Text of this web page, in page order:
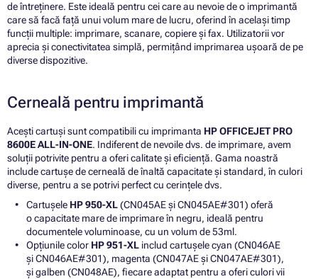
de întreținere. Este ideală pentru cei care au nevoie de o imprimantă
care să facă față unui volum mare de lucru, oferind în același timp
funcții multiple: imprimare, scanare, copiere și fax. Utilizatorii vor
aprecia și conectivitatea simplă, permițând imprimarea ușoară de pe
diverse dispozitive.
Cerneală pentru imprimantă
Acești cartuși sunt compatibili cu imprimanta HP OFFICEJET PRO
8600E ALL-IN-ONE. Indiferent de nevoile dvs. de imprimare, avem
soluții potrivite pentru a oferi calitate și eficiență. Gama noastră
include cartușe de cerneală de înaltă capacitate și standard, în culori
diverse, pentru a se potrivi perfect cu cerințele dvs.
Cartușele HP 950-XL(CN045AE și CN045AE#301) oferă
o capacitate mare de imprimare în negru, ideală pentru
documentele voluminoase, cu un volum de 53ml.
Opțiunile color HP 951-XL includ cartușele cyan (CN046AE
și CN046AE#301), magenta (CN047AE și CN047AE#301),
și galben (CN048AE), fiecare adaptat pentru a oferi culori vii